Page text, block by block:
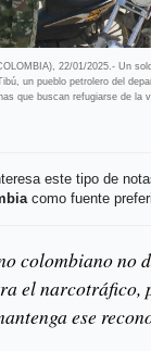
22/01/2025.- Un
un pueblo petrolero del
que buscan refugiarse de la
este tipo de
como fuente
colombiano no
el narcotráfico,
ese